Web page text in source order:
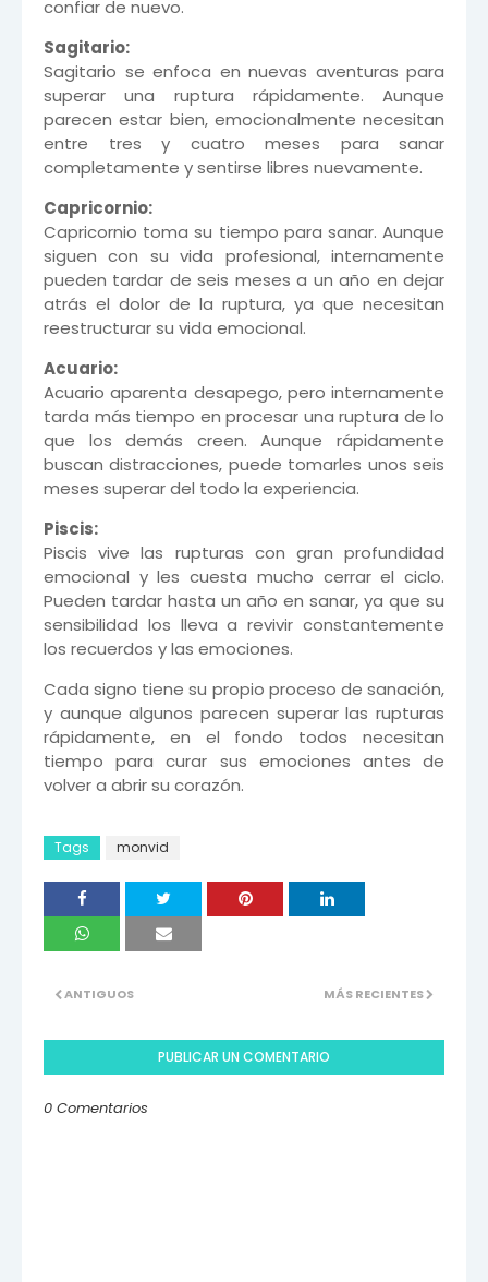
confiar de nuevo.
Sagitario:
Sagitario se enfoca en nuevas aventuras para
superar una ruptura rápidamente. Aunque
parecen estar bien, emocionalmente necesitan
entre tres y cuatro meses para sanar
completamente y sentirse libres nuevamente.
Capricornio:
Capricornio toma su tiempo para sanar. Aunque
siguen con su vida profesional, internamente
pueden tardar de seis meses a un año en dejar
atrás el dolor de la ruptura, ya que necesitan
reestructurar su vida emocional.
Acuario:
Acuario aparenta desapego, pero internamente
tarda más tiempo en procesar una ruptura de lo
que los demás creen. Aunque rápidamente
buscan distracciones, puede tomarles unos seis
meses superar del todo la experiencia.
Piscis:
Piscis vive las rupturas con gran profundidad
emocional y les cuesta mucho cerrar el ciclo.
Pueden tardar hasta un año en sanar, ya que su
sensibilidad los lleva a revivir constantemente
los recuerdos y las emociones.
Cada signo tiene su propio proceso de sanación,
y aunque algunos parecen superar las rupturas
rápidamente, en el fondo todos necesitan
tiempo para curar sus emociones antes de
volver a abrir su corazón.
Tags monvid
MÁS RECIENTES
ANTIGUOS
PUBLICAR UN COMENTARIO
0 Comentarios